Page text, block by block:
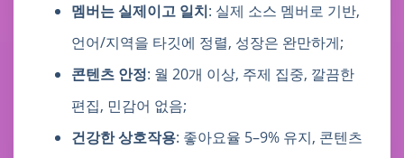
멤버는 실제이고 일치: 실제 소스 멤버로 기반,
언어/지역을 타깃에 정렬, 성장은 완만하게;
콘텐츠 안정: 월 20개 이상, 주제 집중, 깔끔한
편집, 민감어 없음;
건강한 상호작용: 좋아요율 5–9% 유지, 콘텐츠